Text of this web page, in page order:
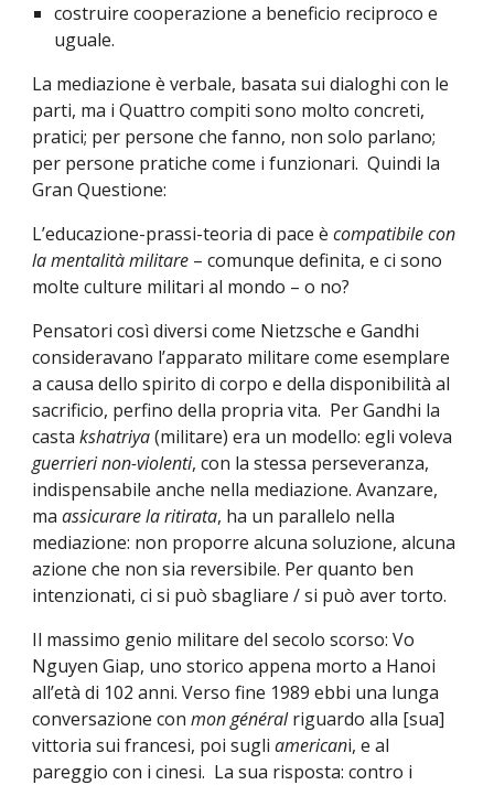
costruire cooperazione a beneficio reciproco e
uguale.
La mediazione è verbale, basata sui dialoghi con le
parti, ma i Quattro compiti sono molto concreti,
pratici; per persone che fanno, non solo parlano;
per persone pratiche come i funzionari.  Quindi la
Gran Questione:
L’educazione-prassi-teoria di pace è compatibile con
la mentalità militare – comunque definita, e ci sono
molte culture militari al mondo – o no?
Pensatori così diversi come Nietzsche e Gandhi
consideravano l’apparato militare come esemplare
a causa dello spirito di corpo e della disponibilità al
sacrificio, perfino della propria vita.  Per Gandhi la
casta kshatriya
guerrierinon-violenti, con la stessa perseveranza,
indispensabile anche nella mediazione. Avanzare,
ma assicurare la ritirata, ha un parallelo nella
mediazione: non proporre alcuna soluzione, alcuna
azione che non sia reversibile. Per quanto ben
intenzionati, ci si può sbagliare / si può aver torto.
Il massimo genio militare del secolo scorso: Vo
Nguyen Giap, uno storico appena morto a Hanoi
all’età di 102 anni. Verso fine 1989 ebbi una lunga
conversazione con mon général riguardo alla [sua]
vittoria sui francesi, poi sugli americani, e al
pareggio con i cinesi.  La sua risposta: contro i